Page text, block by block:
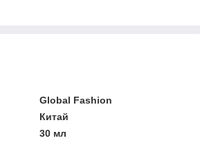
Global Fashion
Китай
30 мл